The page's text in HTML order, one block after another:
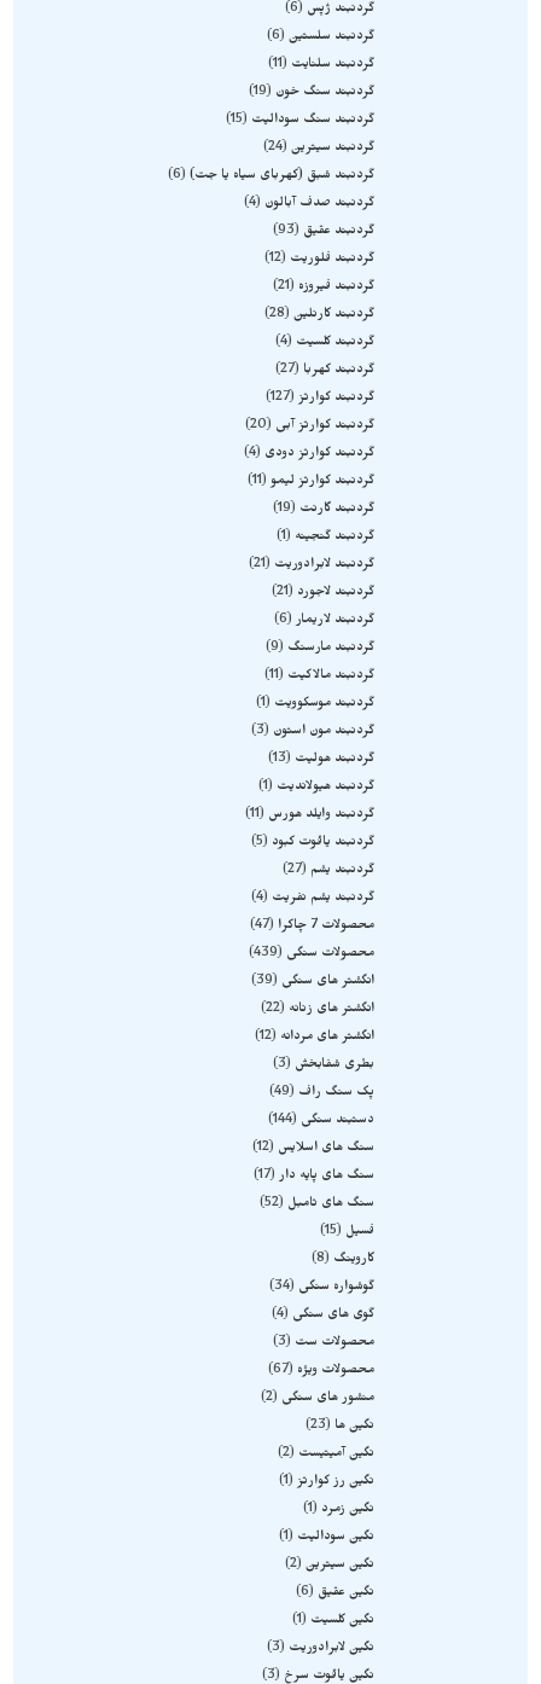
گردنبند ژپس
6
گردنبند سلستین 6
گردنبند سلنایت
11
گردنبند سنگ خون
19
گردنبند سنگ سودالیت
15
گردنبند سیترین 24
گردنبند شبق (کهربای سیاه یا جت) 6
گردنبند صدف آبالون
4
گردنبند عقیق
93
گردنبند فلوریت
12
گردنبند فیروزه
21
گردنبند کارنلین 28
گردنبند کلسیت
4
گردنبند کهربا
27
گردنبند کوارتز
127
گردنبند کوارتز آبی
20
گردنبند کوارتز دودی
4
گردنبند کوارتز لیمو
11
گردنبند گارنت
19
گردنبند گنجینه
1
گردنبند لابرادوریت
21
گردنبند لاجورد
21
گردنبند لاریمار
6
گردنبند مارسنگ
9
گردنبند مالاکیت
11
گردنبند موسکوویت
1
گردنبند مون استون
3
گردنبند هولیت
13
گردنبند هیولاندیت
1
گردنبند وایلد هورس
11
گردنبند یاقوت کبود
5
گردنبند یشم
27
گردنبند یشم نفریت
4
محصولات 7 چاکرا
47
محصولات سنگی
439
انگشتر های سنگی
39
انگشتر های زنانه
22
انگشتر های مردانه
12
بطری شفابخش
3
پک سنگ راف
49
دستبند سنگی
144
سنگ های اسلایس
12
سنگ های پایه دار
17
سنگ های تامبل
52
فسیل
15
کاروینگ
8
گوشواره سنگی
34
گوی های سنگی
4
محصولات ست
3
محصولات ویژه
67
منشور های سنگی
2
نگین ها
23
نگین آمیتیست
2
نگین رز کوارتز
1
نگین زمرد
1
نگین سودالیت
1
نگین سیترین 2
نگین عقیق
6
نگین کلسیت
1
نگین لابرادوریت
3
نگین یاقوت سرخ
3